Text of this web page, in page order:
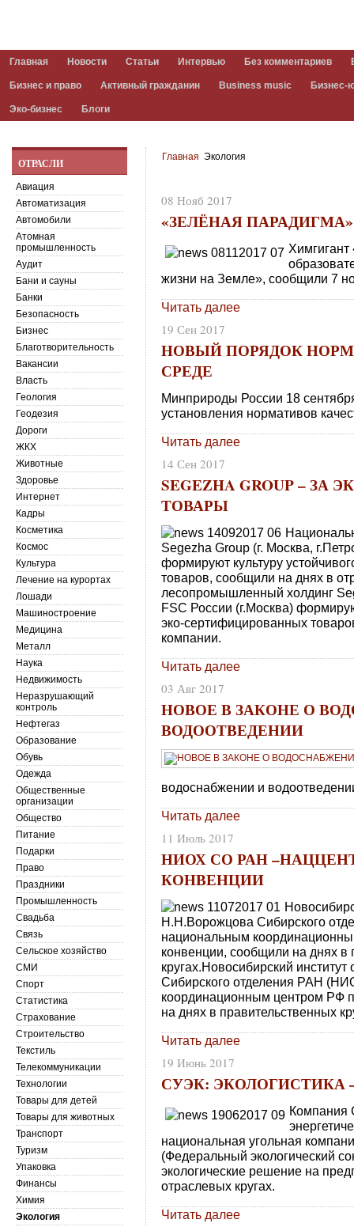
Главная Новости Статьи Интервью Без комментариев
Бизнес и право Активный гражданин Business music Бизнес-
Эко-бизнес Блоги
Главная Экология
08 Нояб 2017
«ЗЕЛЁНАЯ
Химгигант
жизни на Земле», сообщили 7
Читать далее
19 Сен 2017
НОВЫЙ ПОРЯДОК
СРЕДЕ
Минприроды России 18
установления нормативов
Читать далее
14 Сен 2017
SEGEZHA GROUP –
ТОВАРЫ
Segezha Group (г. Москва,
формируют культуру
товаров, сообщили на днях в
лесопромышленный холдинг
FSC России (г.Москва)
эко-сертифицированных
компании.
Читать далее
03 Авг 2017
НОВОЕ В ЗАКОНЕ О
ВОДООТВЕДЕНИИ
водоснабжении и
Читать далее
11 Июль 2017
НИОХ СО РАН
КОНВЕНЦИИ
Н.Н.Ворожцова Сибирского
национальным
конвенции, сообщили на днях в
кругах.Новосибирский
Сибирского отделения РАН
координационным центром РФ
на днях в правительственных
Читать далее
19 Июнь 2017
СУЭК: ЭКОЛОГИСТИКА
Компания
национальная угольная
(Федеральный экологический
экологические решение на
отраслевых кругах.
Читать далее
ОТРАСЛИ
Авиация
Автоматизация
Автомобили
Атомная
промышленность
Аудит
Бани и сауны
Банки
Безопасность
Бизнес
Благотворительность
Вакансии
Власть
Геология
Геодезия
Дороги
ЖКХ
Животные
Здоровье
Интернет
Кадры
Косметика
Космос
Культура
Лечение на курортах
Лошади
Машиностроение
Медицина
Металл
Наука
Недвижимость
Неразрушающий
контроль
Нефтегаз
Образование
Обувь
Одежда
Общественные
организации
Общество
Питание
Подарки
Право
Праздники
Промышленность
Свадьба
Связь
Сельское хозяйство
СМИ
Спорт
Статистика
Страхование
Строительство
Текстиль
Телекоммуникации
Технологии
Товары для детей
Товары для животных
Транспорт
Туризм
Упаковка
Финансы
Химия
Экология